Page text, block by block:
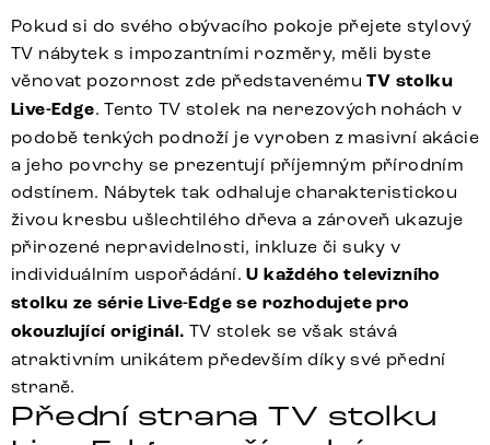
Pokud si do svého obývacího pokoje přejete stylový
TV nábytek s impozantními rozměry, měli byste
věnovat pozornost zde představenémuTV stolku
Live-Edge. Tento TV stolek na nerezových nohách v
podobě tenkých podnoží je vyroben z masivní akácie
a jeho povrchy se prezentují příjemným přírodním
odstínem. Nábytek tak odhaluje charakteristickou
živou kresbu ušlechtilého dřeva a zároveň ukazuje
přirozené nepravidelnosti, inkluze či suky v
individuálním uspořádání.U každého televizního
stolku ze série Live-Edge se rozhodujete pro
okouzlující originál. TV stolek se však stává
atraktivním unikátem především díky své přední
straně.
Přední strana TV stolku